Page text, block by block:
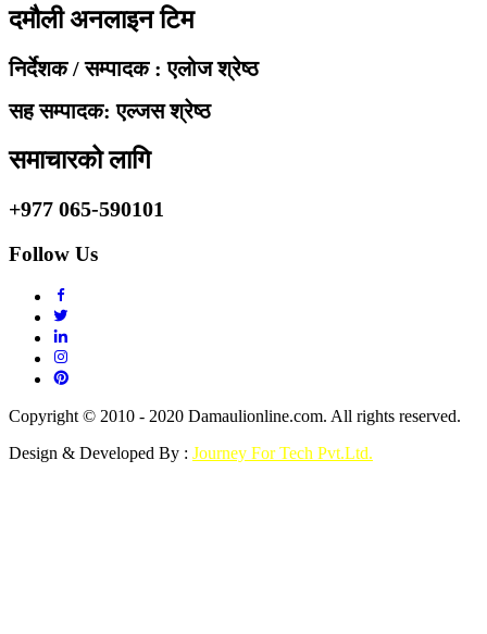
दमौली अनलाइन टिम
निर्देशक / सम्पादक : एलोज श्रेष्ठ
सह सम्पादक: एल्जस श्रेष्ठ
समाचारको लागि
+977 065-590101
Follow Us
Copyright © 2010 - 2020 Damaulionline.com. All rights reserved.
Design & Developed By : Journey For Tech Pvt.Ltd.